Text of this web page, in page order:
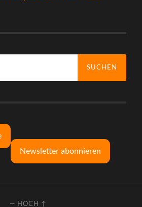
Newsletter abonnieren
— HOCH ↑